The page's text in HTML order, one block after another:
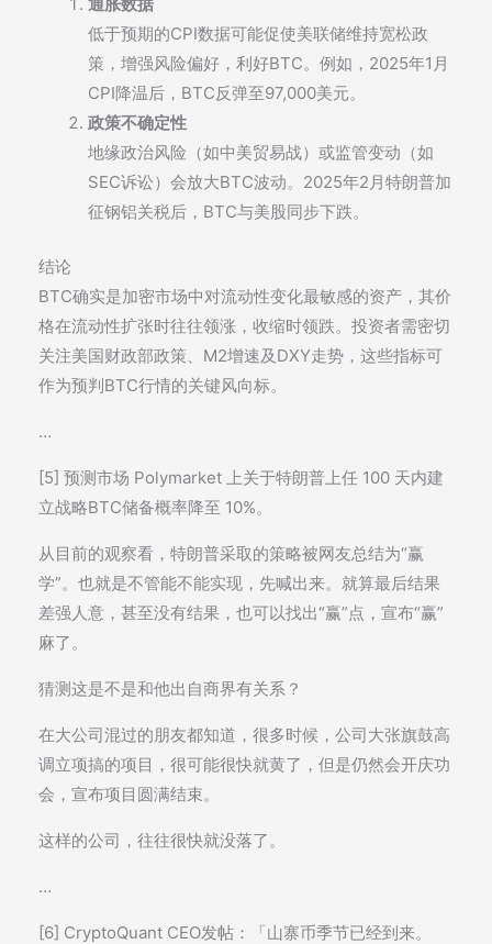
低于预期的CPI数据可能促使美联储维持宽松政
策，增强风险偏好，利好BTC。例如，2025年1月
CPI降温后，BTC反弹至97,000美元。
政策不确定性
地缘政治风险（如中美贸易战）或监管变动（如
SEC诉讼）会放大BTC波动。2025年2月特朗普加
征钢铝关税后，BTC与美股同步下跌。
结论
BTC确实是加密市场中对流动性变化最敏感的资产，其价
格在流动性扩张时往往领涨，收缩时领跌。投资者需密切
关注美国财政部政策、M2增速及DXY走势，这些指标可
作为预判BTC行情的关键风向标。
…
[5] 预测市场 Polymarket 上关于特朗普上任 100 天内建
立战略BTC储备概率降至 10%。
从目前的观察看，特朗普采取的策略被网友总结为“赢
学”。也就是不管能不能实现，先喊出来。就算最后结果
差强人意，甚至没有结果，也可以找出“赢”点，宣布“赢”
麻了。
猜测这是不是和他出自商界有关系？
在大公司混过的朋友都知道，很多时候，公司大张旗鼓高
调立项搞的项目，很可能很快就黄了，但是仍然会开庆功
会，宣布项目圆满结束。
这样的公司，往往很快就没落了。
…
[6] CryptoQuant CEO发帖：「山寨币季节已经到来。